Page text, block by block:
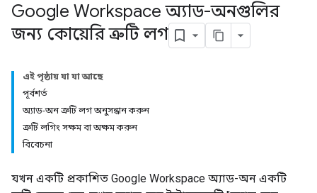
Google Workspace অ্যাড-অনগুলির
জন্য কোয়েরি ত্রুটি লগ
এই পৃষ্ঠায় যা যা আছে
পূর্বশর্ত
অ্যাড-অন ত্রুটি লগ অনুসন্ধান করুন
ত্রুটি লগিং সক্ষম বা অক্ষম করুন
বিবেচনা
যখন একটি প্রকাশিত Google Workspace অ্যাড-অন একটি